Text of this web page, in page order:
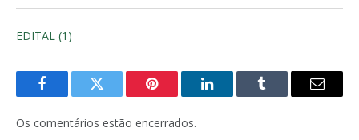
EDITAL (1)
FacebookTwitter Pinterest LinkedInTumblr
E-
Os comentários estão encerrados.